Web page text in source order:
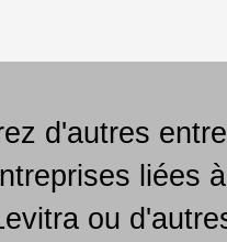
d'autres
liées
ou